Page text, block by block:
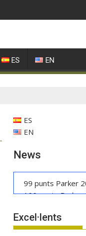
ES EN
ES
EN
News
99 punts Parker
100 punts Parker
boutique
La UE reconeix la
Excel·lents